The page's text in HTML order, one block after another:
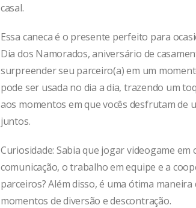
casal.
Essa caneca é o presente perfeito para
Dia dos Namorados, aniversário de
surpreender seu parceiro(a) em um
pode ser usada no dia a dia, trazendo um
aos momentos em que vocês desfrutam de
juntos.
Curiosidade: Sabia que jogar videogame em
comunicação, o trabalho em equipe e a
parceiros? Além disso, é uma ótima
momentos de diversão e descontração.